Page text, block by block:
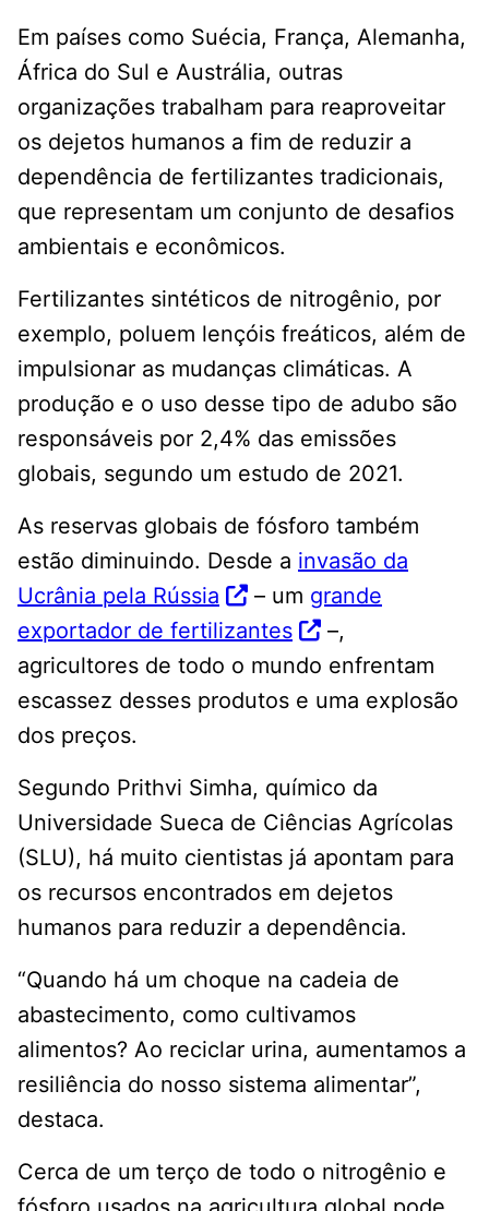
Em países como Suécia, França, Alemanha,
África do Sul e Austrália, outras
organizações trabalham para reaproveitar
os dejetos humanos a fim de reduzir a
dependência de fertilizantes tradicionais,
que representam um conjunto de desafios
ambientais e econômicos.
Fertilizantes sintéticos de nitrogênio, por
exemplo, poluem lençóis freáticos, além de
impulsionar as mudanças climáticas. A
produção e o uso desse tipo de adubo são
responsáveis por 2,4% das emissões
globais, segundo um estudo de 2021.
As reservas globais de fósforo também
estão diminuindo. Desde a invasão da
Ucrânia pela Rússia
– um grande
exportador de fertilizantes
–,
agricultores de todo o mundo enfrentam
escassez desses produtos e uma explosão
dos preços.
Segundo Prithvi Simha, químico da
Universidade Sueca de Ciências Agrícolas
(SLU), há muito cientistas já apontam para
os recursos encontrados em dejetos
humanos para reduzir a dependência.
“Quando há um choque na cadeia de
abastecimento, como cultivamos
alimentos? Ao reciclar urina, aumentamos a
resiliência do nosso sistema alimentar”,
destaca.
Cerca de um terço de todo o nitrogênio e